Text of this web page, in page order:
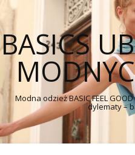
BASICS
Modna odzież BASIC FEEL
dylematy –